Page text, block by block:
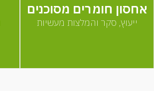
אחסון חומרים מסוכנים
ייעוץ, סקר והמלצות מעשיות